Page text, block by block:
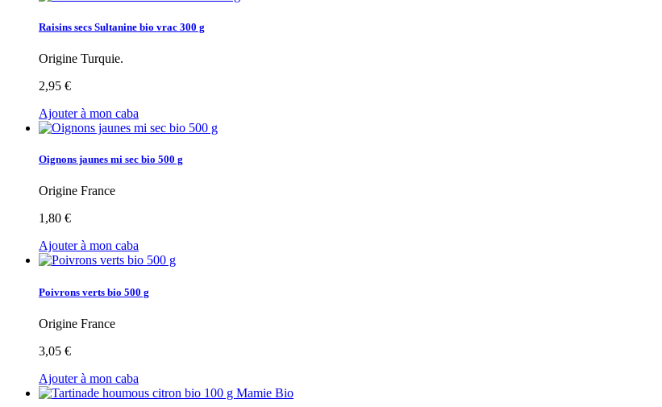
Raisins secs Sultanine bio vrac 300 g
Origine Turquie.
2,95 €
Ajouter à mon caba
Oignons jaunes mi sec bio 500 g
Origine France
1,80 €
Ajouter à mon caba
Poivrons verts bio 500 g
Origine France
3,05 €
Ajouter à mon caba